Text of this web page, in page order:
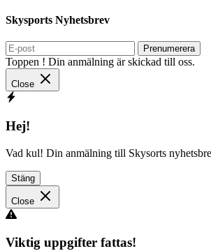
Skysports Nyhetsbrev
Prenumerera
Toppen ! Din anmälning är skickad till oss.
Close
Hej!
Vad kul! Din anmälning till Skysorts
Stäng
Close
Viktig uppgifter fattas!